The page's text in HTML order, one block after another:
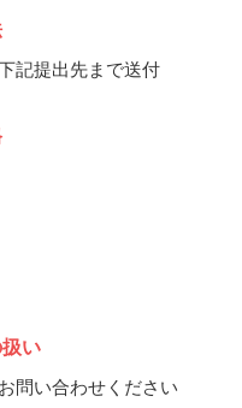
記提出先まで送付
い
問い合わせください